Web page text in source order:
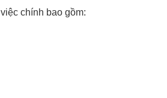
chính bao gồm: